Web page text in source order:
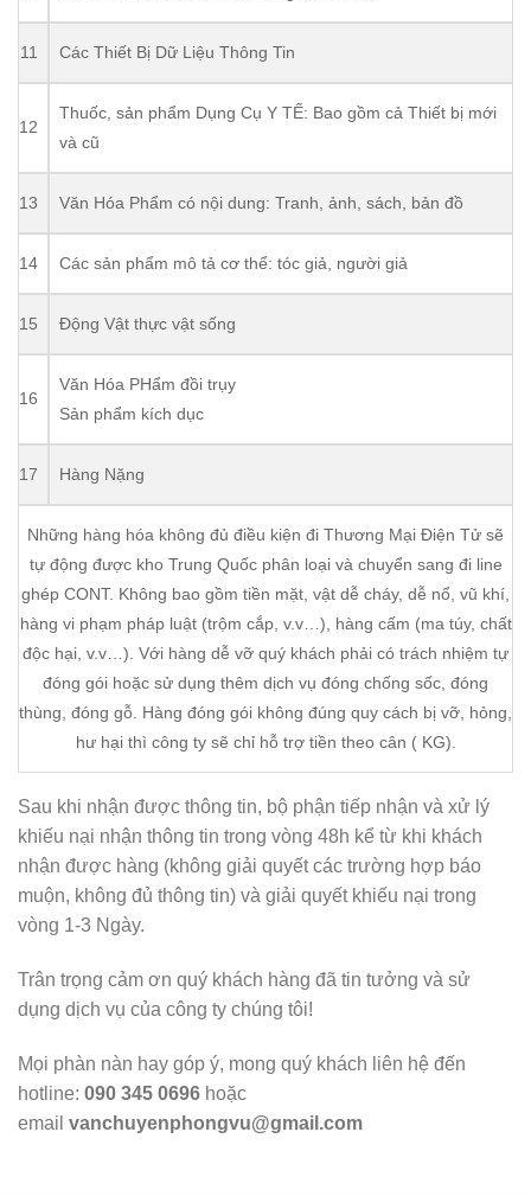
11 Các Thiết Bị Dữ Liệu Thông Tin
12
Thuốc, sản phẩm Dụng Cụ Y TẾ: Bao gồm cả Thiết bị mới
và cũ
13 Văn Hóa Phẩm có nội dung: Tranh, ảnh, sách, bản đồ
14 Các sản phẩm mô tả cơ thể: tóc giả, người giả
15 Động Vật thực vật sống
16
Văn Hóa PHẩm đồi trụy
Sản phẩm kích dục
17 Hàng Nặng
Những hàng hóa không đủ điều kiện đi Thương Mại Điện Tử sẽ
tự động được kho Trung Quốc phân loại và chuyển sang đi line
ghép CONT. Không bao gồm tiền mặt, vật dễ cháy, dễ nổ, vũ khí,
hàng vi phạm pháp luật (trộm cắp, v.v…), hàng cấm (ma túy, chất
độc hại, v.v…). Với hàng dễ vỡ quý khách phải có trách nhiệm tự
đóng gói hoặc sử dụng thêm dịch vụ đóng chống sốc, đóng
thùng, đóng gỗ. Hàng đóng gói không đúng quy cách bị vỡ, hỏng,
hư hại thì công ty sẽ chỉ hỗ trợ tiền theo cân ( KG).
Sau khi nhận được thông tin, bộ phận tiếp nhận và xử lý
khiếu nại nhận thông tin trong vòng 48h kể từ khi khách
nhận được hàng (không giải quyết các trường hợp báo
muộn, không đủ thông tin) và giải quyết khiếu nại trong
vòng 1-3 Ngày.
Trân trọng cảm ơn quý khách hàng đã tin tưởng và sử
dụng dịch vụ của công ty chúng tôi!
Mọi phàn nàn hay góp ý, mong quý khách liên hệ đến
hotline: 090 345 0696 hoặc
email vanchuyenphongvu@gmail.com